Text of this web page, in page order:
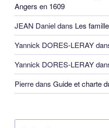
Angers en 1609
JEAN Danieldans Les
Yannick DORES-LERAY
Yannick DORES-LERAY
Pierredans Guide et charte